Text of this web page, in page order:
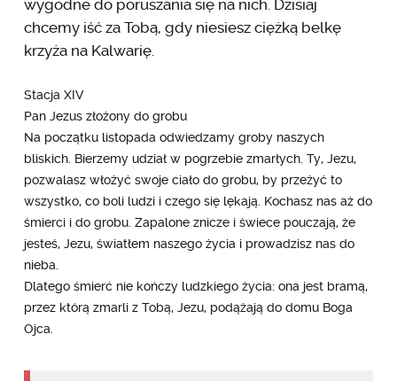
wygodne do poruszania się na nich. Dzisiaj
chcemy iść za Tobą, gdy niesiesz ciężką belkę
krzyża na Kalwarię.
Stacja XIV
Pan Jezus złożony do grobu
Na początku listopada odwiedzamy groby naszych
bliskich. Bierzemy udział w pogrzebie zmarłych. Ty, Jezu,
pozwalasz włożyć swoje ciało do grobu, by przeżyć to
wszystko, co boli ludzi i czego się lękają. Kochasz nas aż do
śmierci i do grobu. Zapalone znicze i świece pouczają, że
jesteś, Jezu, światłem naszego życia i prowadzisz nas do
nieba.
Dlatego śmierć nie kończy ludzkiego życia: ona jest bramą,
przez którą zmarli z Tobą, Jezu, podążają do domu Boga
Ojca.